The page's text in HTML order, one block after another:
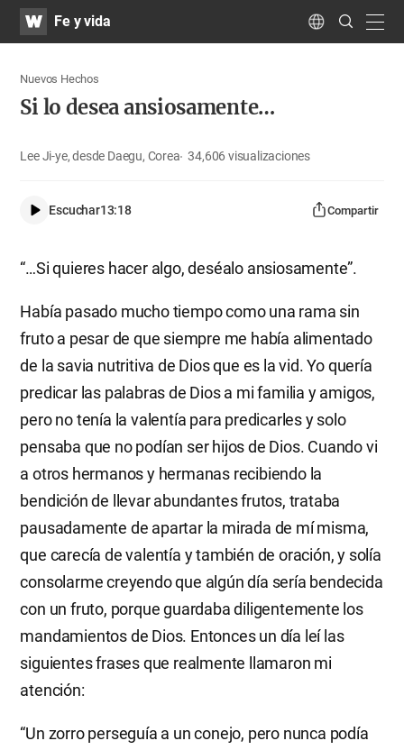
WATVFe y vida Language
Search
Submit
Nuevos Hechos
Si lo desea ansiosamente…
Lee Ji-ye, desde Daegu, Corea 34,606visualizaciones
Escuchar13:18 Compartir
“…Si quieres hacer algo, deséalo ansiosamente”.
Había pasado mucho tiempo como una rama sin
fruto a pesar de que siempre me había alimentado
de la savia nutritiva de Dios que es la vid. Yo quería
predicar las palabras de Dios a mi familia y amigos,
pero no tenía la valentía para predicarles y solo
pensaba que no podían ser hijos de Dios. Cuando vi
a otros hermanos y hermanas recibiendo la
bendición de llevar abundantes frutos, trataba
pausadamente de apartar la mirada de mí misma,
que carecía de valentía y también de oración, y solía
consolarme creyendo que algún día sería bendecida
con un fruto, porque guardaba diligentemente los
mandamientos de Dios. Entonces un día leí las
siguientes frases que realmente llamaron mi
atención:
“Un zorro perseguía a un conejo, pero nunca podía